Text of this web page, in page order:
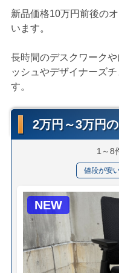
新品価格10万円前後の
います。
長時間のデスクワーク
ッシュやデザイナーズ
す。
2万円～3万円
1～8
値段が安
NEW